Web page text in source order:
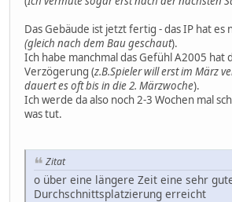
Das Gebäude ist jetzt fertig - das IP hat es
(gleich nach dem Bau geschaut).
Ich habe manchmal das Gefühl A2005 hat
Verzögerung (z.B.Spieler will erst im März
dauert es oft bis in die 2. Märzwoche).
Ich werde da also noch 2-3 Wochen mal
was tut.
Zitat
o über eine längere Zeit eine sehr
Durchschnittsplatzierung erreicht